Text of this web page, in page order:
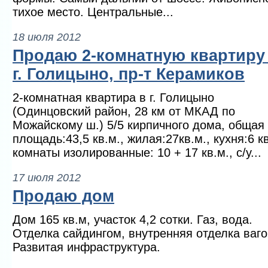
тихое место. Центральные...
18 июля 2012
Продаю 2-комнатную
г. Голицыно, пр-т Керамиков
2-комнатная квартира в г. Голицыно
(Одинцовский район, 28 км от МКАД по
Можайскому ш.) 5/5 кирпичного дома, общая
площадь:43,5 кв.м., жилая:27кв.м., кухня:6
комнаты изолированные: 10 + 17 кв.м., с/у...
17 июля 2012
Продаю дом
Дом 165 кв.м, участок 4,2 сотки. Газ, вода.
Отделка сайдингом, внутренняя отделка
Развитая инфраструктура.